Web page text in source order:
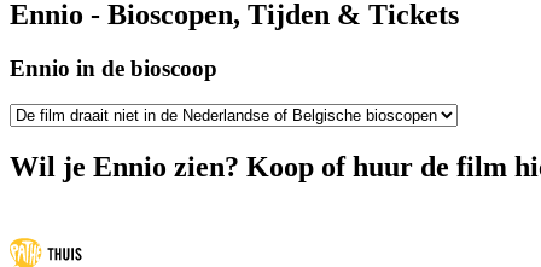
Ennio - Bioscopen, Tijden & Tickets
Ennio in de bioscoop
Wil je Ennio zien? Koop of huur de film